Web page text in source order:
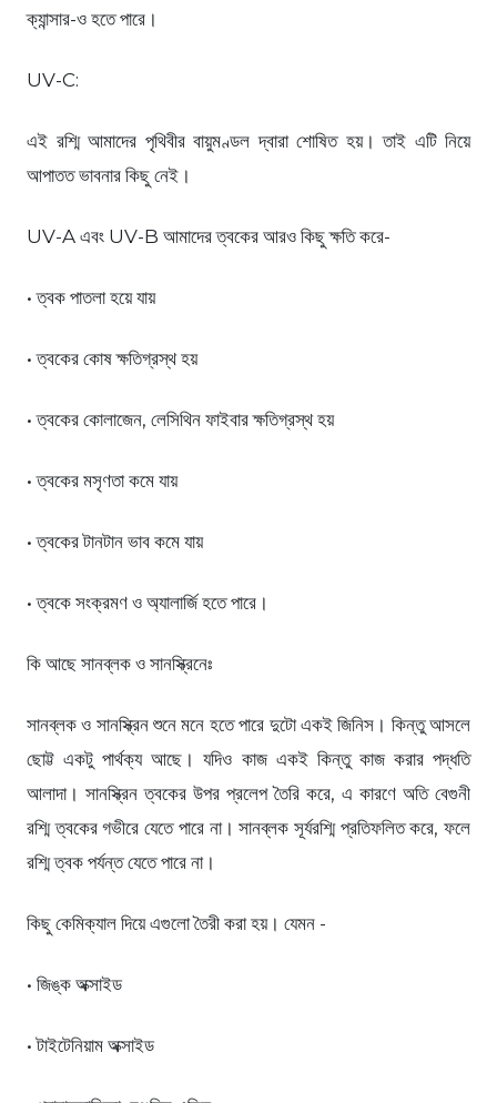
ক্যান্সার-ও হতে পারে।
UV-C:
এই রশ্মি আমাদের পৃথিবীর বায়ুমণ্ডল দ্বারা শোষিত হয়। তাই এটি নিয়ে
আপাতত ভাবনার কিছু নেই।
UV-A এবং UV-B আমাদের ত্বকের আরও কিছু ক্ষতি করে-
• ত্বক পাতলা হয়ে যায়
• ত্বকের কোষ ক্ষতিগ্রস্থ হয়
• ত্বকের কোলাজেন, লেসিথিন ফাইবার ক্ষতিগ্রস্থ হয়
• ত্বকের মসৃণতা কমে যায়
• ত্বকের টানটান ভাব কমে যায়
• ত্বকে সংক্রমণ ও অ্যালার্জি হতে পারে।
কি আছে সানব্লক ও সানস্ক্রিনেঃ
সানব্লক ও সানস্ক্রিন শুনে মনে হতে পারে দুটো একই জিনিস। কিন্তু আসলে
ছোট্ট একটু পার্থক্য আছে। যদিও কাজ একই কিন্তু কাজ করার পদ্ধতি
আলাদা। সানস্ক্রিন ত্বকের উপর প্রলেপ তৈরি করে, এ কারণে অতি বেগুনী
রশ্মি ত্বকের গভীরে যেতে পারে না। সানব্লক সূর্যরশ্মি প্রতিফলিত করে, ফলে
রশ্মি ত্বক পর্যন্ত যেতে পারে না।
কিছু কেমিক্যাল দিয়ে এগুলো তৈরী করা হয়। যেমন -
• জিঙ্ক অক্সাইড
• টাইটেনিয়াম অক্সাইড